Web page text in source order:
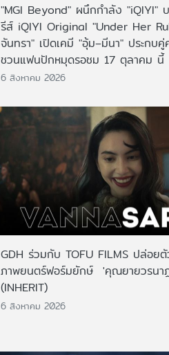
"MGI Beyond" ผนึกกำลัง "iQIYI"
รีส์ iQIYI Original "Under Her
จันทรา" เปิดเคมี "อุ้ม–มีนา" ประกบ
ชวนแฟนปักหมุดรอชม 17 ตุลาคม นี้
6 สิงหาคม 2026
GDH ร่วมกับ TOFU FILMS ปล่อย
ภาพยนตร์ฟอร์มยักษ์ 'คุณยายวรนา
(INHERIT)
6 สิงหาคม 2026